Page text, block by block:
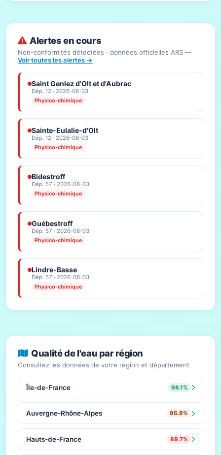
Alertes en cours
Non-conformités détectées · données officielles ARS —
Voir toutes les alertes →
Saint Geniez d'Olt et d'Aubrac
Dép. 12 · 2026-08-03
Physico-chimique
Sainte-Eulalie-d'Olt
Dép. 12 · 2026-08-03
Physico-chimique
Bidestroff
Dép. 57 · 2026-08-03
Physico-chimique
Guébestroff
Dép. 57 · 2026-08-03
Physico-chimique
Lindre-Basse
Dép. 57 · 2026-08-03
Physico-chimique
Qualité de l'eau par région
Consultez les données de votre région et département
Île-de-France 98.1%
Auvergne-Rhône-Alpes 96.9%
Hauts-de-France 89.7%